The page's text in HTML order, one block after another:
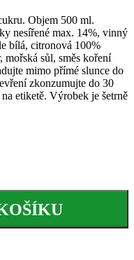
Objem 500 ml.
nesířené max. 14%, vinný
bílá, citronová 100%
mořská sůl, směs koření
mimo přímé slunce do
zkonzumujte do 30
etiketě. Výrobek je šetrně